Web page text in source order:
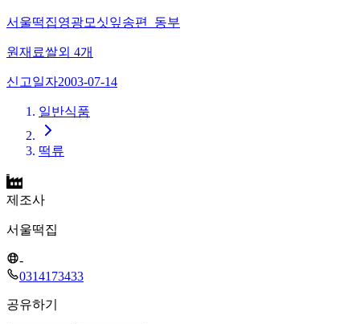
서울떡집영광모싯잎송편_동부
원재료쌀외 4개
신고일자2003-07-14
일반식품
떡류
제조사
서울떡집
-
0314173433
공유하기